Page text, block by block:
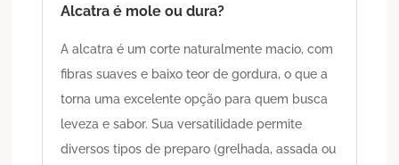
Alcatra é mole ou dura?
A alcatra é um corte naturalmente macio, com
fibras suaves e baixo teor de gordura, o que a
torna uma excelente opção para quem busca
leveza e sabor. Sua versatilidade permite
diversos tipos de preparo (grelhada, assada ou